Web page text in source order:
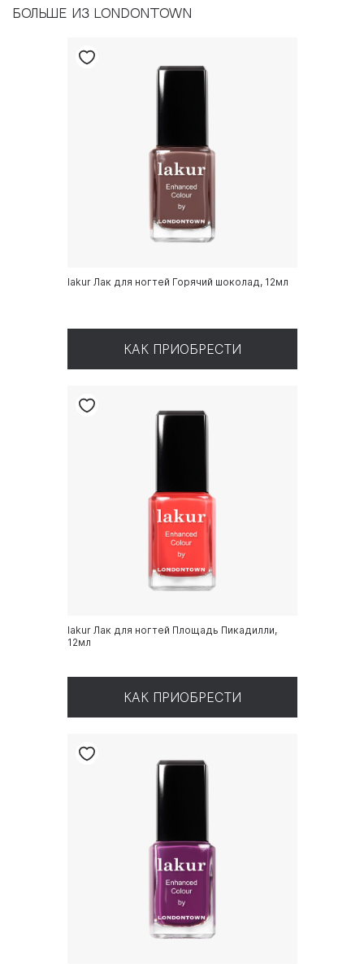
БОЛЬШЕ ИЗ LONDONTOWN
lakur Лак для ногтей Горячий шоколад, 12мл
КАК ПРИОБРЕСТИ
lakur Лак для ногтей Площадь Пикадилли,
12мл
КАК ПРИОБРЕСТИ